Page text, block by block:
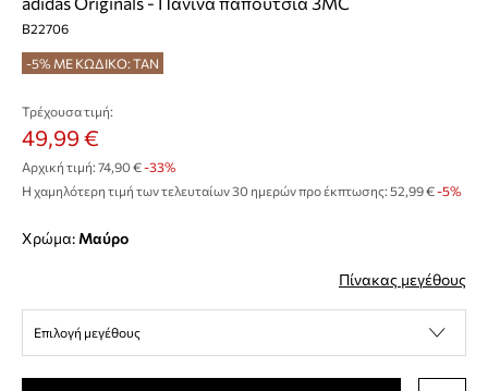
B22706
-5% ΜΕ ΚΩΔΙΚΟ: TAN
Τρέχουσα τιμή:
49,99 €
Αρχική τιμή: 74,90 €-33%
Η χαμηλότερη τιμή των τελευταίων 30 ημερών προ έκπτωσης: 52,99 € -5%
Χρώμα: μαύρο
Πίνακας μεγέθους
Επιλογή μεγέθους